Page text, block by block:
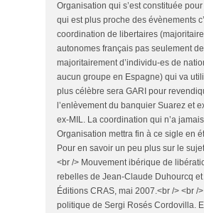
Organisation qui s’est constituée
qui est plus proche des évènements
coordination de libertaires
autonomes français pas seulement
majoritairement d’individu-es de
aucun groupe en Espagne) qui va
plus célèbre sera GARI pour
l’enlèvement du banquier Suarez et
ex-MIL. La coordination qui n’a
Organisation mettra fin à ce sigle en
Pour en savoir un peu plus sur le
<br /> Mouvement ibérique de
rebelles de Jean-Claude Duhourcq
Éditions CRAS, mai 2007.<br /> <br /
politique de Sergi Rosés Cordovilla.